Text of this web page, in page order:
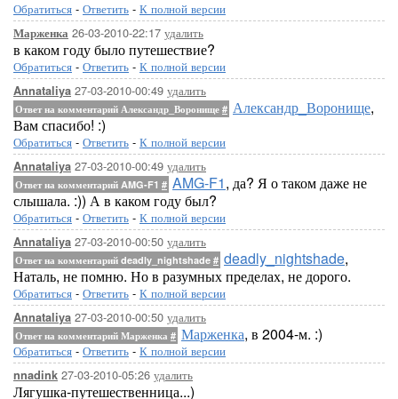
Обратиться - Ответить - К полной версии
Марженка 26-03-2010-22:17 удалить
в каком году было путешествие?
Обратиться - Ответить - К полной версии
Annataliya 27-03-2010-00:49 удалить
Ответ на комментарий Александр_Воронище # Александр_Воронище,
Вам спасибо! :)
Обратиться - Ответить - К полной версии
Annataliya 27-03-2010-00:49 удалить
Ответ на комментарий AMG-F1 # AMG-F1, да? Я о таком даже не
слышала. :)) А в каком году был?
Обратиться - Ответить - К полной версии
Annataliya 27-03-2010-00:50 удалить
Ответ на комментарий deadly_nightshade # deadly_nightshade,
Наталь, не помню. Но в разумных пределах, не дорого.
Обратиться - Ответить - К полной версии
Annataliya 27-03-2010-00:50 удалить
Ответ на комментарий Марженка # Марженка, в 2004-м. :)
Обратиться - Ответить - К полной версии
nnadink 27-03-2010-05:26 удалить
Лягушка-путешественница...)